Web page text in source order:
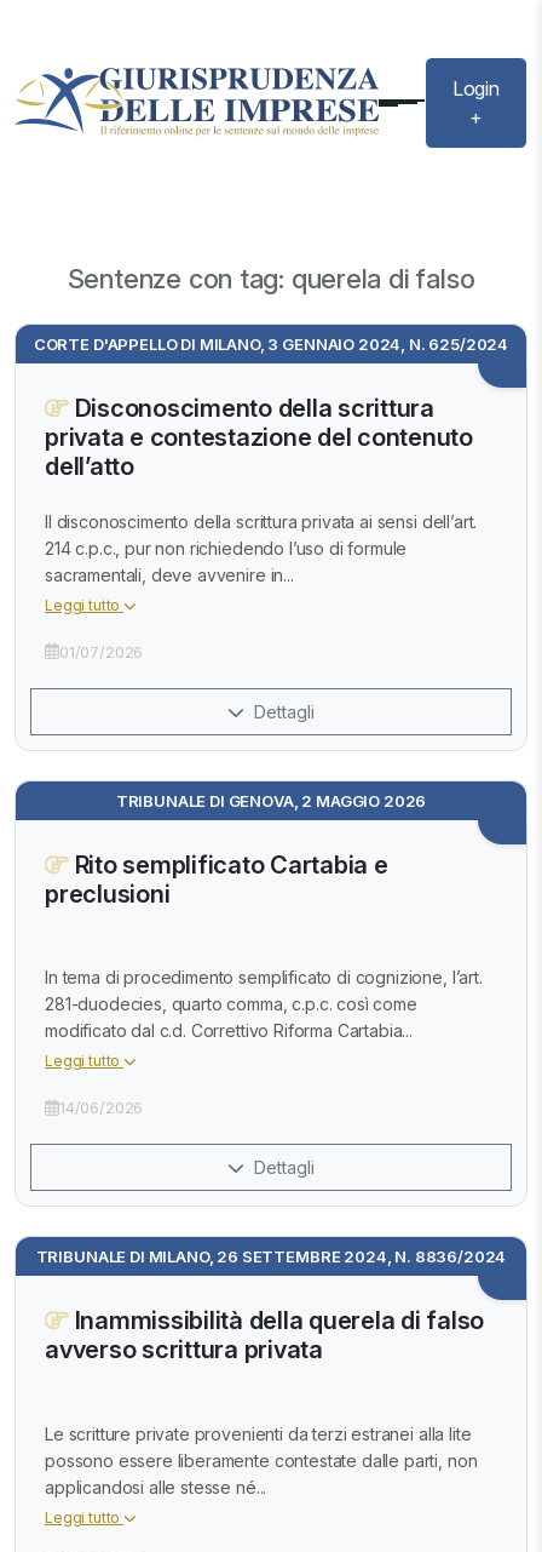
Login
+
Sentenze con tag: querela di falso
CORTE D'APPELLO DI MILANO, 3 GENNAIO 2024, N. 625/2024
Disconoscimento della scrittura
privata e contestazione del contenuto
dell’atto
Il disconoscimento della scrittura privata ai sensi dell’art.
214 c.p.c., pur non richiedendo l’uso di formule
sacramentali, deve avvenire in...
Leggi tutto
01/07/2026
Dettagli
TRIBUNALE DI GENOVA, 2 MAGGIO 2026
Rito semplificato Cartabia e
preclusioni
In tema di procedimento semplificato di cognizione, l’art.
281-duodecies, quarto comma, c.p.c. così come
modificato dal c.d. Correttivo Riforma Cartabia...
Leggi tutto
14/06/2026
Dettagli
TRIBUNALE DI MILANO, 26 SETTEMBRE 2024, N. 8836/2024
Inammissibilità della querela di falso
avverso scrittura privata
Le scritture private provenienti da terzi estranei alla lite
possono essere liberamente contestate dalle parti, non
applicandosi alle stesse né...
Leggi tutto